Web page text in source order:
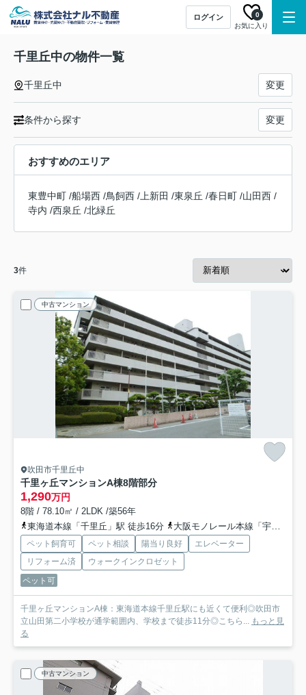
ログイン
お気に入り
0
千里丘中の物件一覧
千里丘中 変更
条件から探す 変更
おすすめのエリア
東豊中町 /船場西 /鳥飼西 / 上新田 /東泉丘 /春日町 /山田西 /
寺内 /西泉丘 /北緑丘
3件
中古マンション
吹田市千里丘中
千里ヶ丘マンションA棟8階部分
1,290万円
8階 / 78.10㎡ / 2LDK /築56年
東海道本線「千里丘」駅 徒歩16分
大阪モノレール本線「宇野辺」駅 徒歩22分
ペット飼育可 ペット相談 陽当り良好
エレベーター
リフォーム済
ウォークインクロゼット
ペット可
千里ヶ丘マンションA棟：東海道本線千里丘駅にも近くて便利◎吹田市
立山田第二小学校が通学範囲内、学校まで徒歩11分◎こちら... もっと見
る
中古マンション